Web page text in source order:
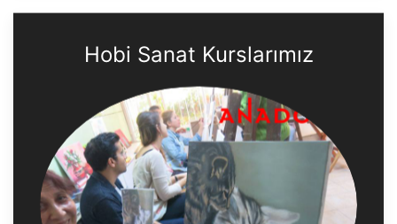
Hobi Sanat Kurslarımız